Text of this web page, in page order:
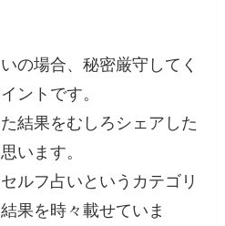
の場合、秘密厳守してく
ントです。
結果をむしろシェアした
います。
ルフ占いというカテゴリ
果を時々載せていま